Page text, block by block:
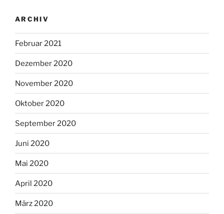
ARCHIV
Februar 2021
Dezember 2020
November 2020
Oktober 2020
September 2020
Juni 2020
Mai 2020
April 2020
März 2020